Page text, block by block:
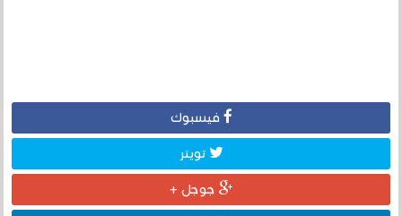
فيسبوك
تويتر
جوجل +